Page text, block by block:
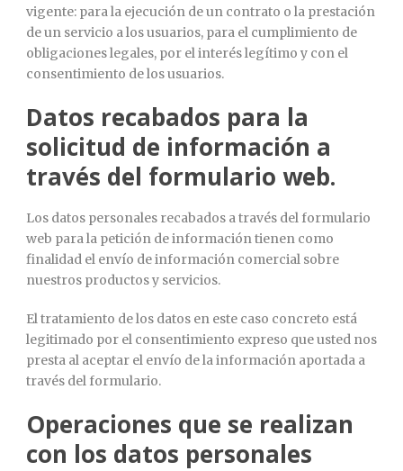
vigente: para la ejecución de un contrato o la prestación
de un servicio a los usuarios, para el cumplimiento de
obligaciones legales, por el interés legítimo y con el
consentimiento de los usuarios.
Datos recabados para la
solicitud de información a
través del formulario web.
Los datos personales recabados a través del formulario
web para la petición de información tienen como
finalidad el envío de información comercial sobre
nuestros productos y servicios.
El tratamiento de los datos en este caso concreto está
legitimado por el consentimiento expreso que usted nos
presta al aceptar el envío de la información aportada a
través del formulario.
Operaciones que se realizan
con los datos personales